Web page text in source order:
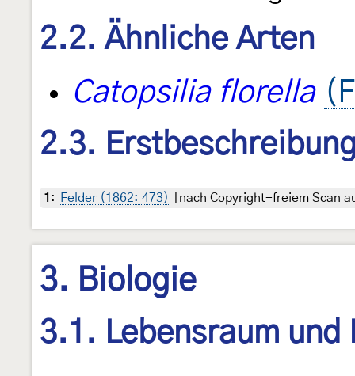
2.2. Ähnliche Arten
Catopsilia florella
2.3.
1 : Felder (1862: 473) [nach Copyright-freiem Scan
3. Biologie
3.1. Lebensraum und